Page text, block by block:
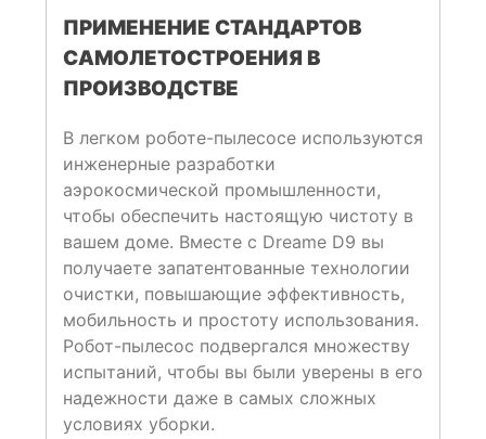
ПРИМЕНЕНИЕ СТАНДАРТОВ
САМОЛЕТОСТРОЕНИЯ В
ПРОИЗВОДСТВЕ
В легком роботе-пылесосе используются
инженерные разработки
аэрокосмической промышленности,
чтобы обеспечить настоящую чистоту в
вашем доме. Вместе с Dreame D9 вы
получаете запатентованные технологии
очистки, повышающие эффективность,
мобильность и простоту использования.
Робот-пылесос подвергался множеству
испытаний, чтобы вы были уверены в его
надежности даже в самых сложных
условиях уборки.